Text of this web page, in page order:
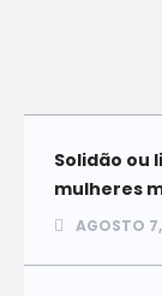
Solidão ou
mulheres
AGOSTO